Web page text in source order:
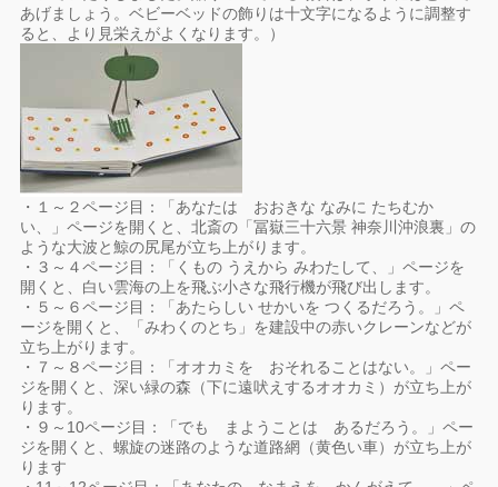
あげましょう。ベビーベッドの飾りは十文字になるように調整す
ると、より見栄えがよくなります。）
・１～２ページ目：「あなたは おおきな なみに たちむか
い、」ページを開くと、北斎の「冨嶽三十六景 神奈川沖浪裏」の
ような大波と鯨の尻尾が立ち上がります。
・３～４ページ目：「くもの うえから みわたして、」ページを
開くと、白い雲海の上を飛ぶ小さな飛行機が飛び出します。
・５～６ページ目：「あたらしい せかいを つくるだろう。」ペ
ージを開くと、「みわくのとち」を建設中の赤いクレーンなどが
立ち上がります。
・７～８ページ目：「オオカミを おそれることはない。」ペー
ジを開くと、深い緑の森（下に遠吠えするオオカミ）が立ち上が
ります。
・９～10ページ目：「でも まようことは あるだろう。」ペー
ジを開くと、螺旋の迷路のような道路網（黄色い車）が立ち上が
ります